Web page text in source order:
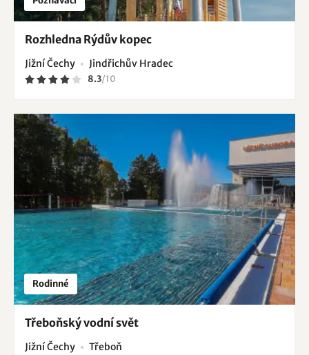
Rozhledna Rýdův kopec
Jižní Čechy Jindřichův Hradec
8.3/10
Rodinné
Třeboňský vodní svět
Jižní Čechy Třeboň